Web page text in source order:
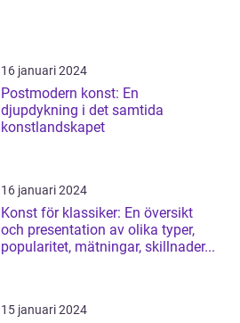
16 januari 2024
Postmodern konst: En
djupdykning i det samtida
konstlandskapet
16 januari 2024
Konst för klassiker: En översikt
och presentation av olika typer,
popularitet, mätningar, skillnader...
15 januari 2024